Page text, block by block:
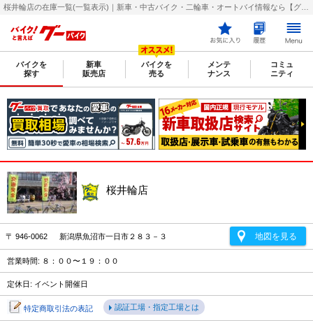
バイクを
探す
新車
販売店
バイクを
売る
メンテ
ナンス
コミュ
ニティ
桜井輪店
〒 946-0062 新潟県魚沼市一日市２８３－３ 地図を見る
営業時間: ８：００〜１９：００
定休日: イベント開催日
特定商取引法の表記 認証工場・指定工場とは